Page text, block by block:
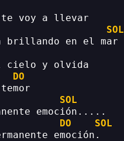
voy a llevar
SOL
brillando en el mar
cielo y olvida
DO
SOL
emoción.....
DO
SOL
emoción.